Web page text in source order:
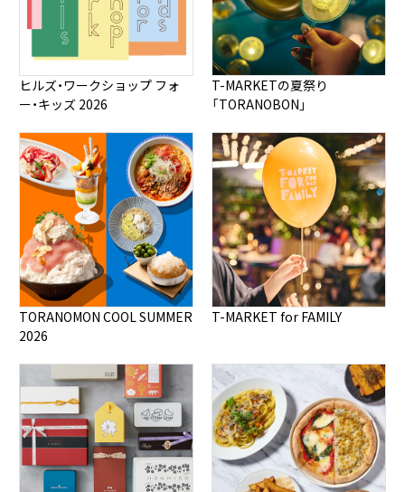
ヒルズ・ワークショップ フォ
ー・キッズ 2026
T-MARKETの夏祭り
「TORANOBON」
TORANOMON COOL SUMMER
2026
T-MARKET for FAMILY